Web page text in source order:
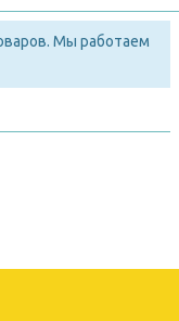
Мы работаем